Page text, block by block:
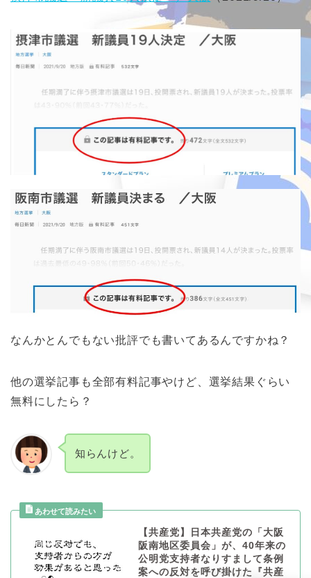
なんかとんでもない批評でも書いてあるんですかね？
他の選挙記事も全部有料記事やけど、選挙結果ぐらい
無料にしたら？
知らんけど。
【共産党】日本共産党の「大阪
阪南地区委員会」が、40年来の
公明党支持者なりすまして条例
案への反対を呼び掛けた『共産